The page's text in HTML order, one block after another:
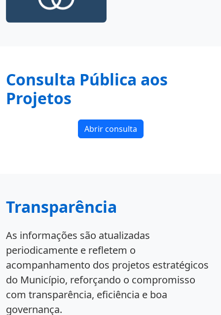
Consulta Pública aos
Projetos
Abrir consulta
Transparência
As informações são atualizadas
periodicamente e refletem o
acompanhamento dos projetos estratégicos
do Município, reforçando o compromisso
com transparência, eficiência e boa
governança.